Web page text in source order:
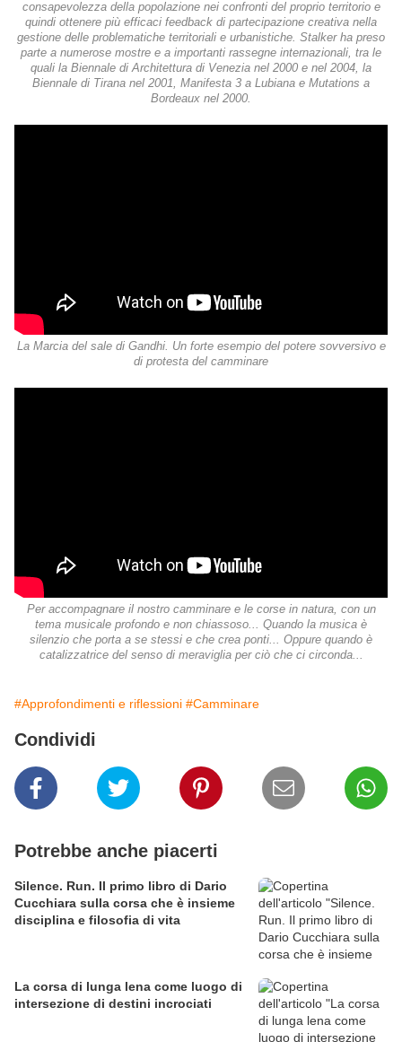
consapevolezza della popolazione nei confronti del proprio territorio e
quindi ottenere più efficaci feedback di partecipazione creativa nella
gestione delle problematiche territoriali e urbanistiche. Stalker ha preso
parte a numerose mostre e a importanti rassegne internazionali, tra le
quali la Biennale di Architettura di Venezia nel 2000 e nel 2004, la
Biennale di Tirana nel 2001, Manifesta 3 a Lubiana e Mutations a
Bordeaux nel 2000.
La Marcia del sale di Gandhi. Un forte esempio del potere sovversivo e
di protesta del camminare
Per accompagnare il nostro camminare e le corse in natura, con un
tema musicale profondo e non chiassoso... Quando la musica è
silenzio che porta a se stessi e che crea ponti... Oppure quando è
catalizzatrice del senso di meraviglia per ciò che ci circonda...
#Approfondimenti e riflessioni #Camminare
Condividi
Potrebbe anche piacerti
Silence. Run. Il primo libro di Dario
Cucchiara sulla corsa che è insieme
disciplina e filosofia di vita
La corsa di lunga lena come luogo di
intersezione di destini incrociati